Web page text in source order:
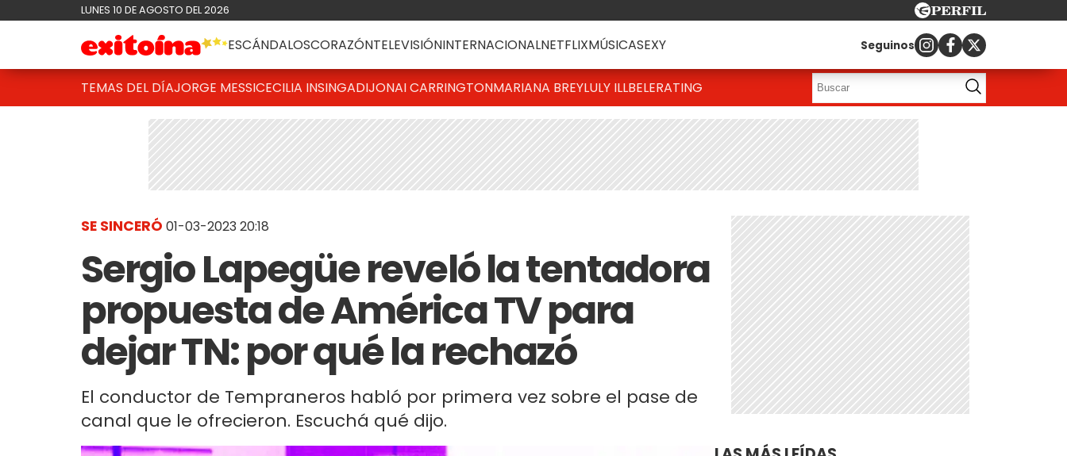
LUNES 10 DE AGOSTO DEL 2026
ESCÁNDALOSCORAZÓNTELEVISIÓNINTERNACIONALNETFLIXMÚSICASEXY Seguinos
TEMAS DEL DÍAJORGE MESSICECILIA INSINGADIJONAI CARRINGTONMARIANA BREYLULY ILLBELERATING
SE SINCERÓ 01-03-2023 20:18
Sergio Lapegüe reveló la tentadora
propuesta de América TV para
dejar TN: por qué la rechazó
El conductor de Tempraneros habló por primera vez sobre el pase de
canal que le ofrecieron. Escuchá qué dijo.